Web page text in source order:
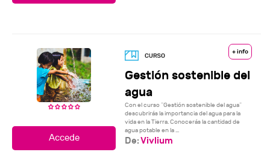
+ info
Gestión sostenible del
agua
Con el curso “Gestión sostenible del agua”
descubrirás la importancia del agua para la
vida en la Tierra. Conocerás la cantidad de
agua potable en la ...
De:Vivlium